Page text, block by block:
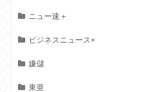
ニュー速＋
ビジネスニュース+
嫌儲
東亜